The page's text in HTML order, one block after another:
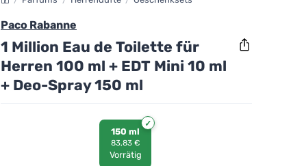
Paco Rabanne
1 Million Eau de Toilette für
Herren 100 ml + EDT Mini 10 ml
+ Deo-Spray 150 ml
150 ml
83,83 €
Vorrätig